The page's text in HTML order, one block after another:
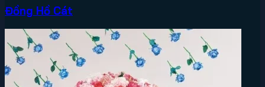
Đồng Hồ Cát